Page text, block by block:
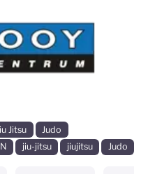
Jitsu Judo
jiu-jitsu jiujitsu Judo